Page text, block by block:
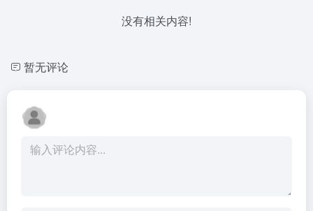
没有相关内容!
暂无评论